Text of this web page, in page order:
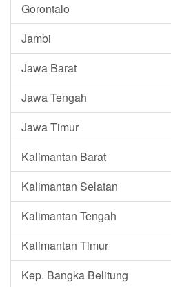
Gorontalo
Jambi
Jawa Barat
Jawa Tengah
Jawa Timur
Kalimantan Barat
Kalimantan Selatan
Kalimantan Tengah
Kalimantan Timur
Kep. Bangka Belitung